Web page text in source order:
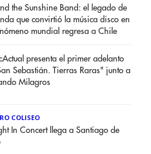
the Sunshine Band: el legado de
que convirtió la música disco en
mundial regresa a Chile
presenta el primer adelanto
Sebastián. Tierras Raras" junto a
Milagros
COLISEO
In Concert llega a Santiago de